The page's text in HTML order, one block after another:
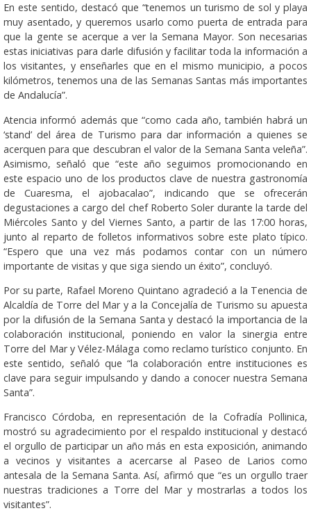
En este sentido, destacó que “tenemos un turismo de sol y playa
muy asentado, y queremos usarlo como puerta de entrada para
que la gente se acerque a ver la Semana Mayor. Son necesarias
estas iniciativas para darle difusión y facilitar toda la información a
los visitantes, y enseñarles que en el mismo municipio, a pocos
kilómetros, tenemos una de las Semanas Santas más importantes
de Andalucía”.
Atencia informó además que “como cada año, también habrá un
‘stand’ del área de Turismo para dar información a quienes se
acerquen para que descubran el valor de la Semana Santa veleña”.
Asimismo, señaló que “este año seguimos promocionando en
este espacio uno de los productos clave de nuestra gastronomía
de Cuaresma, el ajobacalao”, indicando que se ofrecerán
degustaciones a cargo del chef Roberto Soler durante la tarde del
Miércoles Santo y del Viernes Santo, a partir de las 17:00 horas,
junto al reparto de folletos informativos sobre este plato típico.
“Espero que una vez más podamos contar con un número
importante de visitas y que siga siendo un éxito”, concluyó.
Por su parte, Rafael Moreno Quintano agradeció a la Tenencia de
Alcaldía de Torre del Mar y a la Concejalía de Turismo su apuesta
por la difusión de la Semana Santa y destacó la importancia de la
colaboración institucional, poniendo en valor la sinergia entre
Torre del Mar y Vélez-Málaga como reclamo turístico conjunto. En
este sentido, señaló que “la colaboración entre instituciones es
clave para seguir impulsando y dando a conocer nuestra Semana
Santa”.
Francisco Córdoba, en representación de la Cofradía Pollinica,
mostró su agradecimiento por el respaldo institucional y destacó
el orgullo de participar un año más en esta exposición, animando
a vecinos y visitantes a acercarse al Paseo de Larios como
antesala de la Semana Santa. Así, afirmó que “es un orgullo traer
nuestras tradiciones a Torre del Mar y mostrarlas a todos los
visitantes”.